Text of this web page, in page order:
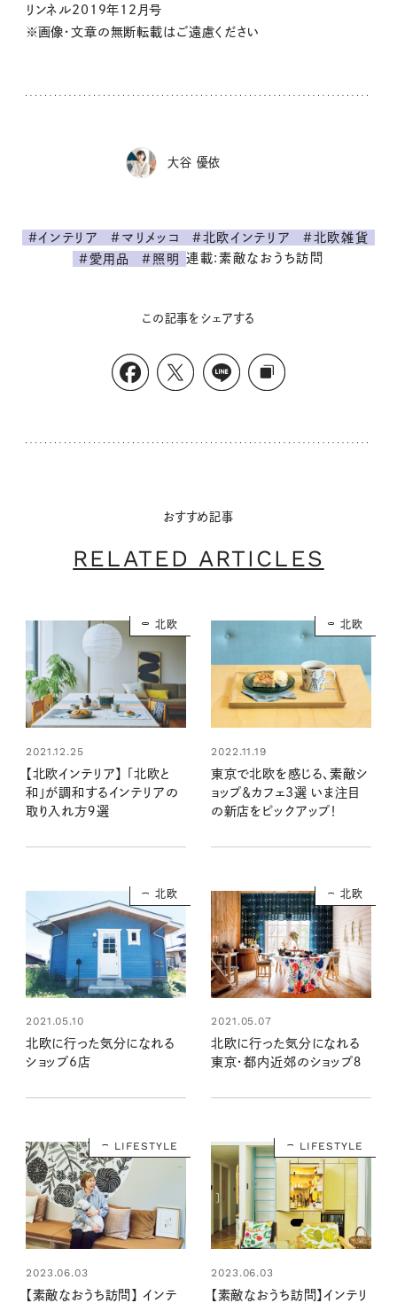
リンネル2019年12月号
※画像・文章の無断転載はご遠慮ください
大谷 優依
#インテリア #マリメッコ #北欧インテリア
#北欧雑貨
#愛用品
#照明 連載:素敵なおうち訪問
この記事をシェアする
おすすめ記事
RELATED ARTICLES
北欧
2021.12.25
【北欧インテリア】 「北欧と
和」が調和するインテリアの
取り入れ方９選
北欧
2022.11.19
東京で北欧を感じる、素敵シ
ョップ＆カフェ3選 いま注目
の新店をピックアップ！
北欧
2021.05.10
北欧に行った気分になれる
ショップ6店
北欧
2021.05.07
北欧に行った気分になれる
東京・都内近郊のショップ８
LIFESTYLE
2023.06.03
【素敵なおうち訪問】 インテ
LIFESTYLE
2023.06.03
【素敵なおうち訪問】インテリ